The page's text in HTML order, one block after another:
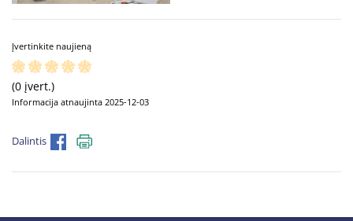
Įvertinkite naujieną
(0 įvert.)
Informacija atnaujinta 2025-12-03
Dalintis